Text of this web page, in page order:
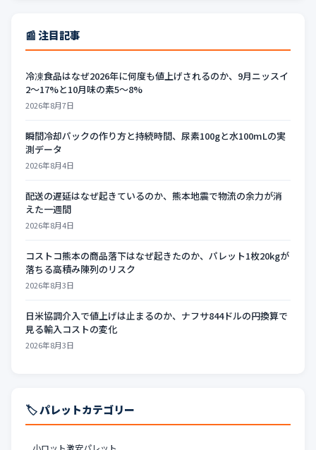
📰 注目記事
冷凍食品はなぜ2026年に何度も値上げされるのか、9月ニッスイ
2〜17%と10月味の素5〜8%
2026年8月7日
瞬間冷却パックの作り方と持続時間、尿素100gと水100mLの実
測データ
2026年8月4日
配送の遅延はなぜ起きているのか、熊本地震で物流の余力が消
えた一週間
2026年8月4日
コストコ熊本の商品落下はなぜ起きたのか、パレット1枚20kgが
落ちる高積み陳列のリスク
2026年8月3日
日米協調介入で値上げは止まるのか、ナフサ844ドルの円換算で
見る輸入コストの変化
2026年8月3日
🏷️ パレットカテゴリー
小ロット激安パレット